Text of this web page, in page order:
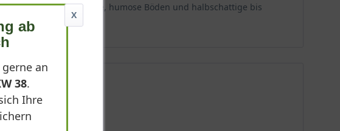
Er liebt feuchte, humose Böden und halbschattige bis
X
ab
an
38.
Ihre